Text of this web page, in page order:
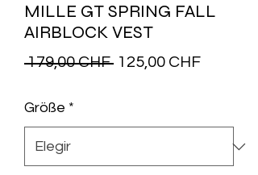
MILLE GT SPRING FALL
AIRBLOCK VEST
179,00 CHF Precio
125,00 CHFPrecio
Größe *